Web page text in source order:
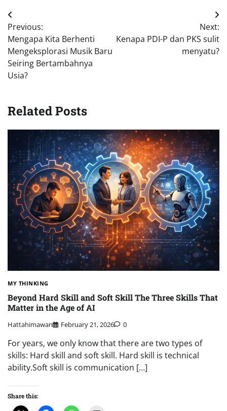
Post
navigation
Previous:
Mengapa Kita Berhenti
Mengeksplorasi Musik Baru
Seiring Bertambahnya
Usia?
Next:
Kenapa PDI-P dan PKS sulit
menyatu?
Related Posts
MY THINKING
Beyond Hard Skill and Soft Skill The Three Skills That
Matter in the Age of AI
Hattahimawan February 21, 2026 0
For years, we only know that there are two types of
skills: Hard skill and soft skill. Hard skill is technical
ability.Soft skill is communication […]
Share this: